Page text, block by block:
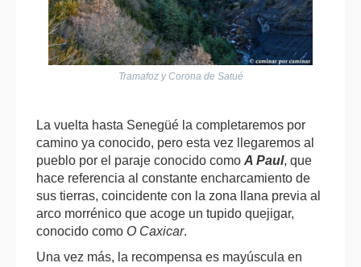
Tramafoz y Corona de Satué
La vuelta hasta Senegüé la completaremos por
camino ya conocido, pero esta vez llegaremos al
pueblo por el paraje conocido como A Paul, que
hace referencia al constante encharcamiento de
sus tierras, coincidente con la zona llana previa al
arco morrénico que acoge un tupido quejigar,
conocido como O Caxicar.
Una vez más, la recompensa es mayúscula en